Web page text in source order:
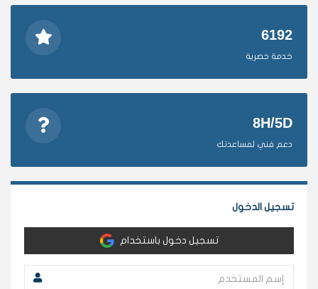
6192
خدمة حصرية
8H/5D
دعم فني لمساعدتك
تسجيل الدخول
تسجيل دخول باستخدام